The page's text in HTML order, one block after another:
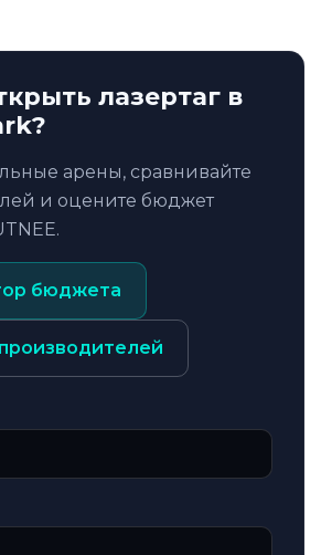
лазертаг в
арены, сравнивайте
и оцените бюджет
бюджета